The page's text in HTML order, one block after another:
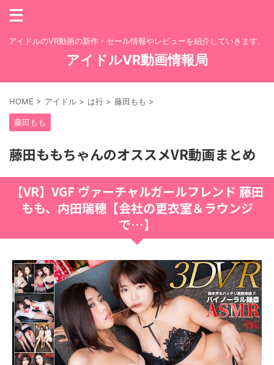
アイドルのVR動画の新作・セール情報やレビューを紹介していきます。
アイドルVR動画情報局
HOME > アイドル > は行 > 藤田もも >
藤田もも
藤田ももちゃんのオススメVR動画まとめ
【VR】VGF ヴァーチャルガールフレンド 藤田
もも、内田瑞穂【会社の更衣室＆ラウンジ
で…】